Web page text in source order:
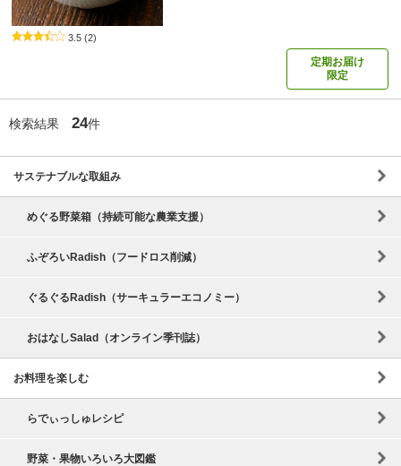
3.5 (2)
定期お届け
限定
検索結果 24件
サステナブルな取組み
めぐる野菜箱（持続可能な農業支援）
ふぞろいRadish（フードロス削減）
ぐるぐるRadish（サーキュラーエコノミー）
おはなしSalad（オンライン季刊誌）
お料理を楽しむ
らでぃっしゅレシピ
野菜・果物いろいろ大図鑑